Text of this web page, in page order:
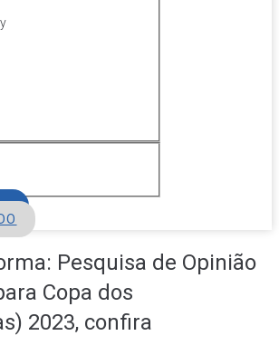
Pesquisa de Opinião
Copa dos
2023, confira